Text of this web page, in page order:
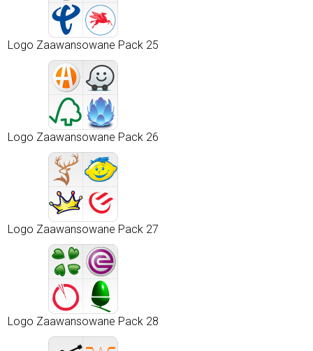
Logo Zaawansowane Pack 25
Logo Zaawansowane Pack 26
Logo Zaawansowane Pack 27
Logo Zaawansowane Pack 28